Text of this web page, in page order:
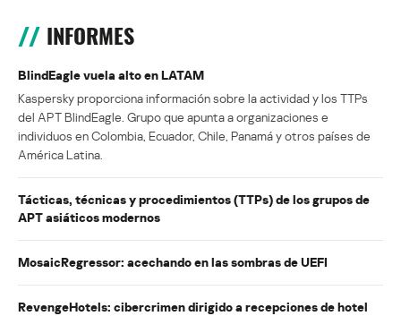
INFORMES
BlindEagle vuela alto en LATAM
Kaspersky proporciona información sobre la actividad y los TTPs
del APT BlindEagle. Grupo que apunta a organizaciones e
individuos en Colombia, Ecuador, Chile, Panamá y otros países de
América Latina.
Tácticas, técnicas y procedimientos (TTPs) de los grupos de
APT asiáticos modernos
MosaicRegressor: acechando en las sombras de UEFI
RevengeHotels: cibercrimen dirigido a recepciones de hotel